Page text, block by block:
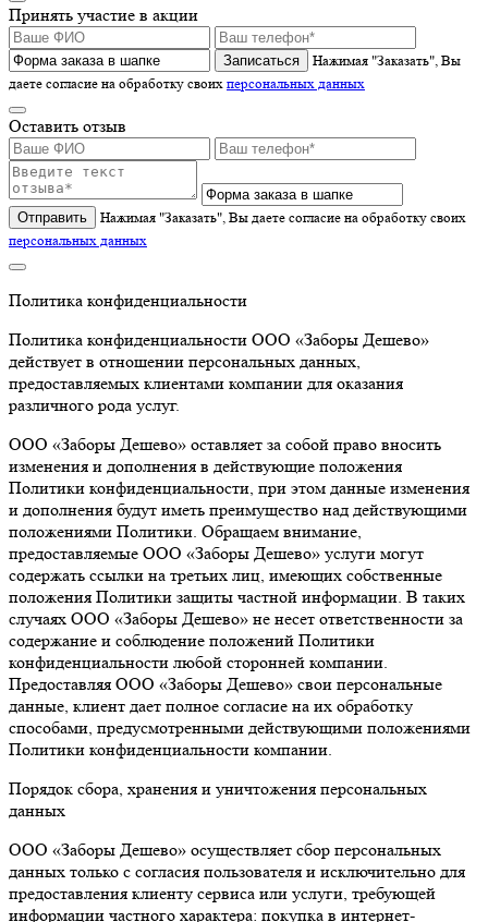
Принять участие в акции
Записаться
Нажимая "Заказать", Вы
даете согласие на обработку своих персональных данных
Оставить отзыв
Отправить
Нажимая "Заказать", Вы даете согласие на обработку своих
персональных данных
Политика конфиденциальности
Политика конфиденциальности ООО «Заборы Дешево»
действует в отношении персональных данных,
предоставляемых клиентами компании для оказания
различного рода услуг.
ООО «Заборы Дешево» оставляет за собой право вносить
изменения и дополнения в действующие положения
Политики конфиденциальности, при этом данные изменения
и дополнения будут иметь преимущество над действующими
положениями Политики. Обращаем внимание,
предоставляемые ООО «Заборы Дешево» услуги могут
содержать ссылки на третьих лиц, имеющих собственные
положения Политики защиты частной информации. В таких
случаях ООО «Заборы Дешево» не несет ответственности за
содержание и соблюдение положений Политики
конфиденциальности любой сторонней компании.
Предоставляя ООО «Заборы Дешево» свои персональные
данные, клиент дает полное согласие на их обработку
способами, предусмотренными действующими положениями
Политики конфиденциальности компании.
Порядок сбора, хранения и уничтожения персональных
данных
ООО «Заборы Дешево» осуществляет сбор персональных
данных только с согласия пользователя и исключительно для
предоставления клиенту сервиса или услуги, требующей
информации частного характера: покупка в интернет-